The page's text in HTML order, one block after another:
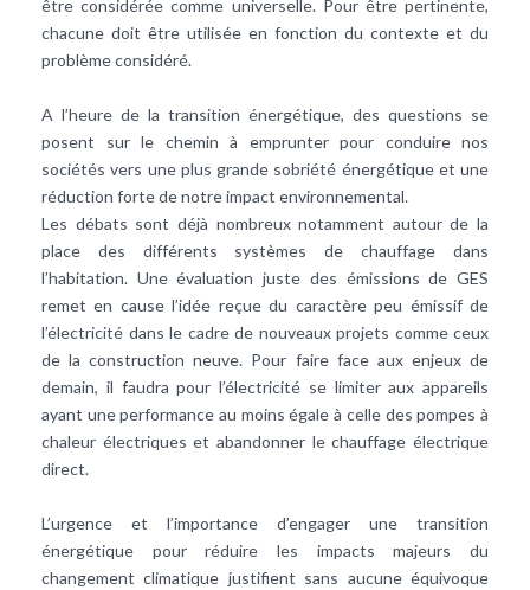
être considérée comme universelle. Pour être pertinente,
chacune doit être utilisée en fonction du contexte et du
problème considéré.
A l’heure de la transition énergétique, des questions se
posent sur le chemin à emprunter pour conduire nos
sociétés vers une plus grande sobriété énergétique et une
réduction forte de notre impact environnemental.
Les débats sont déjà nombreux notamment autour de la
place des différents systèmes de chauffage dans
l’habitation. Une évaluation juste des émissions de GES
remet en cause l’idée reçue du caractère peu émissif de
l’électricité dans le cadre de nouveaux projets comme ceux
de la construction neuve. Pour faire face aux enjeux de
demain, il faudra pour l’électricité se limiter aux appareils
ayant une performance au moins égale à celle des pompes à
chaleur électriques et abandonner le chauffage électrique
direct.
L’urgence et l’importance d’engager une transition
énergétique pour réduire les impacts majeurs du
changement climatique justifient sans aucune équivoque